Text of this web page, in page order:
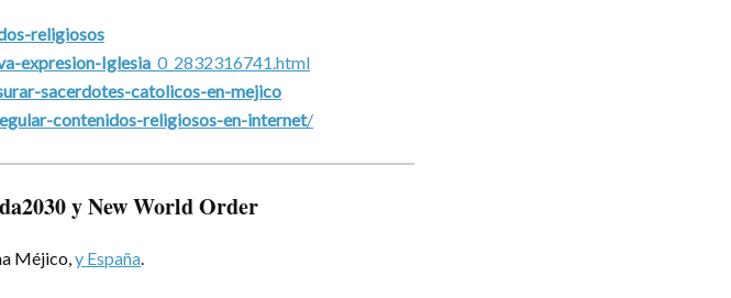
religiosos
expresion-Iglesia _0_2832316741.html
sacerdotes-catolicos-en-mejico
contenidos-religiosos-en-internet/
y New World Order
Méjico,y España.